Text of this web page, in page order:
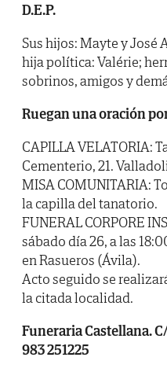
D.E.P.
Sus hijos: Mayte y José
hija política: Valérie;
sobrinos, amigos y
Ruegan una oración
CAPILLA VELATORIA:
Cementerio, 21.
MISA COMUNITARIA:
la capilla del tanatorio.
FUNERAL CORPORE
sábado día 26, a las
en Rasueros (Ávila).
Acto seguido se
la citada localidad.
Funeraria Castellana.
983 251225